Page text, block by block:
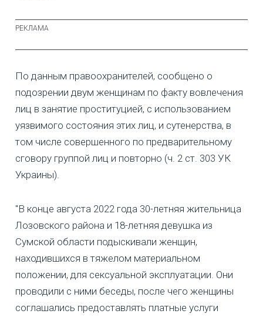
По данным правоохранителей, сообщено о
подозрении двум женщинам по факту вовлечения
лиц в занятие проституцией, с использованием
уязвимого состояния этих лиц, и сутенерства, в
том числе совершенного по предварительному
сговору группой лиц и повторно (ч. 2 ст. 303 УК
Украины).
"В конце августа 2022 года 30-летняя жительница
Лозовского района и 18-летняя девушка из
Сумской области подыскивали женщин,
находившихся в тяжелом материальном
положении, для сексуальной эксплуатации. Они
проводили с ними беседы, после чего женщины
соглашались предоставлять платные услуги